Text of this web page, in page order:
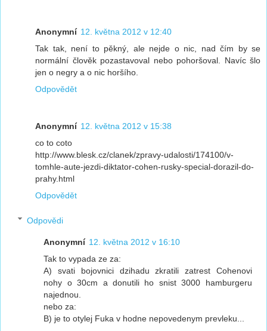
Anonymní 12. května 2012 v 12:40
Tak tak, není to pěkný, ale nejde o nic, nad čím by se
normální člověk pozastavoval nebo pohoršoval. Navíc šlo
jen o negry a o nic horšího.
Odpovědět
Anonymní 12. května 2012 v 15:38
co to coto
http://www.blesk.cz/clanek/zpravy-udalosti/174100/v-
tomhle-aute-jezdi-diktator-cohen-rusky-special-dorazil-do-
prahy.html
Odpovědět
Odpovědi
Anonymní 12. května 2012 v 16:10
Tak to vypada ze za:
A) svati bojovnici dzihadu zkratili zatrest Cohenovi
nohy o 30cm a donutili ho snist 3000 hamburgeru
najednou.
nebo za:
B) je to otylej Fuka v hodne nepovedenym prevleku...